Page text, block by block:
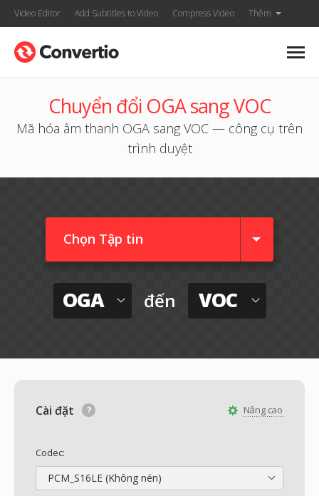
Video Editor Add Subtitles to Video Compress Video Thêm
Chuyển đổi OGA sang VOC
Mã hóa âm thanh OGA sang VOC — công cụ trên
trình duyệt
Chọn Tập tin
OGA đến VOC
Nâng cao
Cài đặt
Codec:
PCM_S16LE (Không nén)